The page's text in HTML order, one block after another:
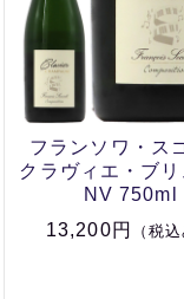
フランソワ・ス
クラヴィエ・ブリ
NV 750ml
13,200円
（税込